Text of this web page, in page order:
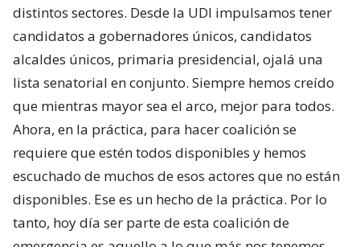
distintos sectores. Desde la UDI impulsamos tener
candidatos a gobernadores únicos, candidatos
alcaldes únicos, primaria presidencial, ojalá una
lista senatorial en conjunto. Siempre hemos creído
que mientras mayor sea el arco, mejor para todos.
Ahora, en la práctica, para hacer coalición se
requiere que estén todos disponibles y hemos
escuchado de muchos de esos actores que no están
disponibles. Ese es un hecho de la práctica. Por lo
tanto, hoy día ser parte de esta coalición de